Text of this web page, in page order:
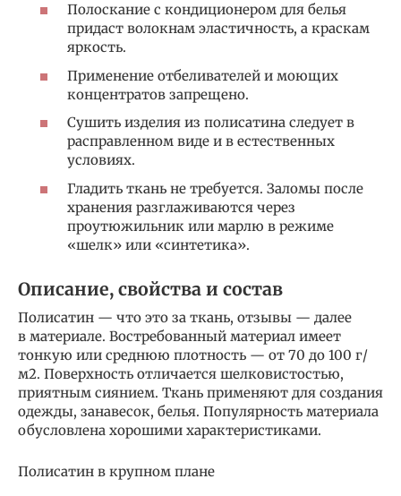
Полоскание с кондиционером для белья
придаст волокнам эластичность, а краскам
яркость.
Применение отбеливателей и моющих
концентратов запрещено.
Сушить изделия из полисатина следует в
расправленном виде и в естественных
условиях.
Гладить ткань не требуется. Заломы после
хранения разглаживаются через
проутюжильник или марлю в режиме
«шелк» или «синтетика».
Описание, свойства и состав
Полисатин — что это за ткань, отзывы — далее
в материале. Востребованный материал имеет
тонкую или среднюю плотность — от 70 до 100 г/
м2. Поверхность отличается шелковистостью,
приятным сиянием. Ткань применяют для создания
одежды, занавесок, белья. Популярность материала
обусловлена хорошими характеристиками.
Полисатин в крупном плане